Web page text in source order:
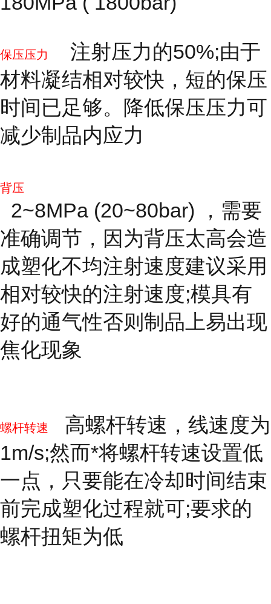
保压压力
注射压力的50%;由于
材料凝结相对较快，短的保压
时间已足够。降低保压压力可
减少制品内应力
背压
2~8MPa (20~80bar) ，需要
准确调节，因为背压太高会造
成塑化不均注射速度建议采用
相对较快的注射速度;模具有
好的通气性否则制品上易出现
焦化现象
螺杆转速
高螺杆转速，线速度为
1m/s;然而*将螺杆转速设置低
一点，只要能在冷却时间结束
前完成塑化过程就可;要求的
螺杆扭矩为低